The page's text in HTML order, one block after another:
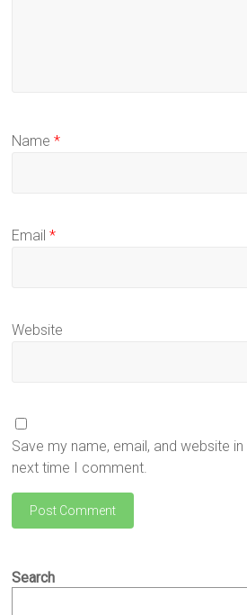
Name*
Email*
Website
Save my name, email, and website
next time I comment.
Search